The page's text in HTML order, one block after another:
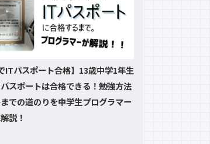
ITパスポート合格】13歳中学1年生
スポートは合格できる！勉強方法
での道のりを中学生プログラマー
説！